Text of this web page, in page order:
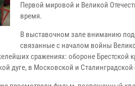
Первой мировой и Великой
время.
В выставочном зале вниманию
связанные с началом войны
сражениях: обороне Брестской
дуге, в Московской и Сталинградской